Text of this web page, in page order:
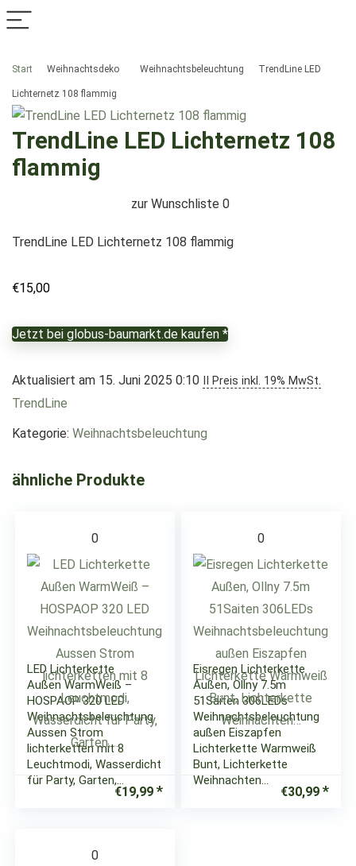
Start Weihnachtsdeko Weihnachtsbeleuchtung TrendLine LED
Lichternetz 108 flammig
TrendLine LED Lichternetz 108
flammig
zur Wunschliste 0
TrendLine LED Lichternetz 108 flammig
€15,00
Jetzt bei globus-baumarkt.de kaufen *
Aktualisiert am 15. Juni 2025 0:10 II Preis inkl. 19% MwSt.
TrendLine
Kategorie: Weihnachtsbeleuchtung
ähnliche Produkte
0
LED Lichterkette
Außen WarmWeiß –
HOSPAOP 320 LED
Weihnachtsbeleuchtung
Aussen Strom
lichterketten mit 8
Leuchtmodi, Wasserdicht
für Party, Garten,…
€19,99
0
Eisregen Lichterkette
Außen, Ollny 7.5m
51Saiten 306LEDs
Weihnachtsbeleuchtung
außen Eiszapfen
Lichterkette Warmweiß
Bunt, Lichterkette
Weihnachten…
€30,99
0